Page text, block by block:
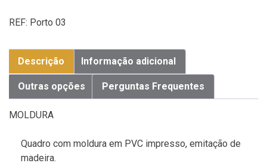
Porto
REF: Porto 03
Descrição Informação adicional
Outras opções Perguntas Frequentes
MOLDURA
Quadro com moldura em PVC impresso, emitação de
madeira.